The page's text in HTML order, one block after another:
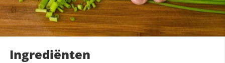
Ingrediënten